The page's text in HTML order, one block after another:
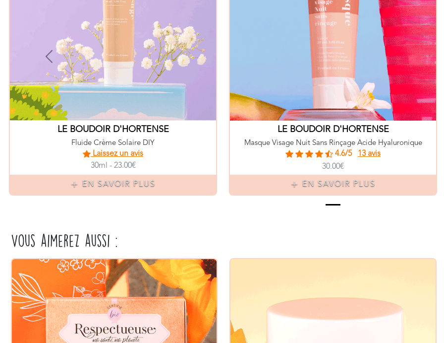
LE BOUDOIR D'HORTENSE
Fluide Crème Solaire DIY
Laissez un avis
30ml - 23.00€
EN SAVOIR PLUS
LE BOUDOIR D'HORTENSE
Masque Visage Nuit Sans Rinçage Acide Hyaluronique
4.6/5
13 avis
30.00€
EN SAVOIR PLUS
Previous
Vous aimerez aussi :